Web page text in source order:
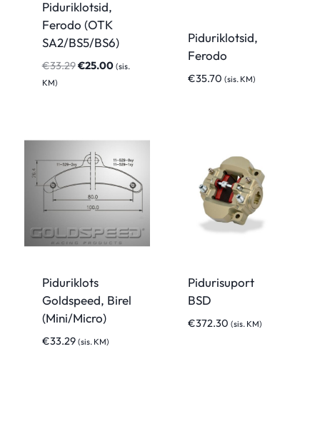
Piduriklotsid,
Ferodo (OTK
SA2/BS5/BS6)
€33.29Algne
€25.00Praegune
(sis.
KM)
Piduriklotsid,
Ferodo
€35.70 (sis. KM)
Piduriklots
Goldspeed, Birel
(Mini/Micro)
€33.29 (sis. KM)
Pidurisuport
BSD
€372.30 (sis. KM)